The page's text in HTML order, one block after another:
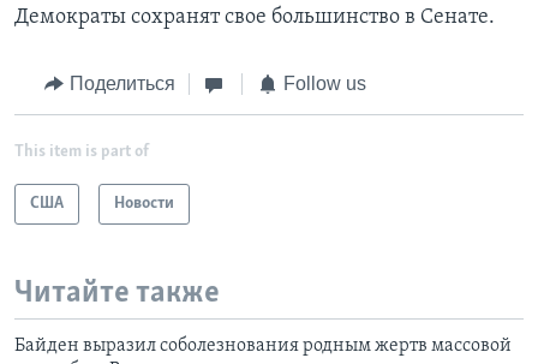
Демократы сохранят свое большинство в Сенате.
Поделиться Follow us
This item is part of
США Новости
Читайте также
Байден выразил соболезнования родным жертв массовой